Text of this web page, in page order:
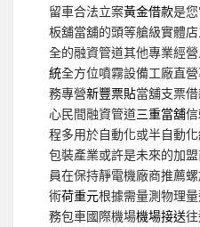
留車合法立案黃金借款是
板舖當舖的頭等艙級實體店
全的融資管道其他專業經
統全方位噴霧設備工廠直
務專營新豐票貼當舖支票
心民間融資管道三重當舖
程多用於自動化或半自動
包裝產業或許是未來的加
員在保持靜電機廠商推薦
術荷重元根據需量測物理
務包車國際機場機場接送